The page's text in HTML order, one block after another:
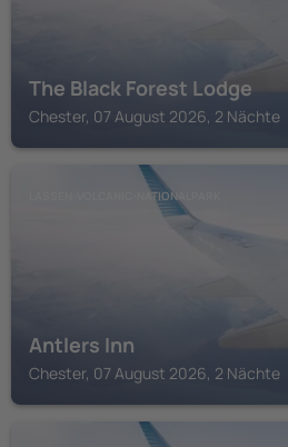
The Black Forest Lodge
Chester, 07 August 2026, 2 Nächte
LASSEN-VOLCANIC-NATIONALPARK
Antlers Inn
Chester, 07 August 2026, 2 Nächte